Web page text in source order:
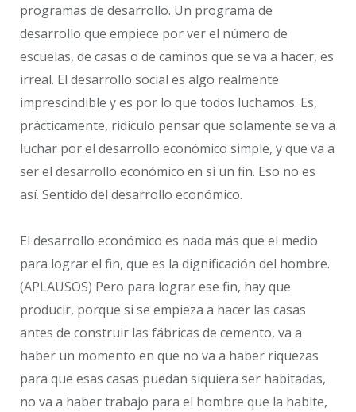
programas de desarrollo. Un programa de
desarrollo que empiece por ver el número de
escuelas, de casas o de caminos que se va a hacer, es
irreal. El desarrollo social es algo realmente
imprescindible y es por lo que todos luchamos. Es,
prácticamente, ridículo pensar que solamente se va a
luchar por el desarrollo económico simple, y que va a
ser el desarrollo económico en sí un fin. Eso no es
así. Sentido del desarrollo económico.
El desarrollo económico es nada más que el medio
para lograr el fin, que es la dignificación del hombre.
(APLAUSOS) Pero para lograr ese fin, hay que
producir, porque si se empieza a hacer las casas
antes de construir las fábricas de cemento, va a
haber un momento en que no va a haber riquezas
para que esas casas puedan siquiera ser habitadas,
no va a haber trabajo para el hombre que la habite,